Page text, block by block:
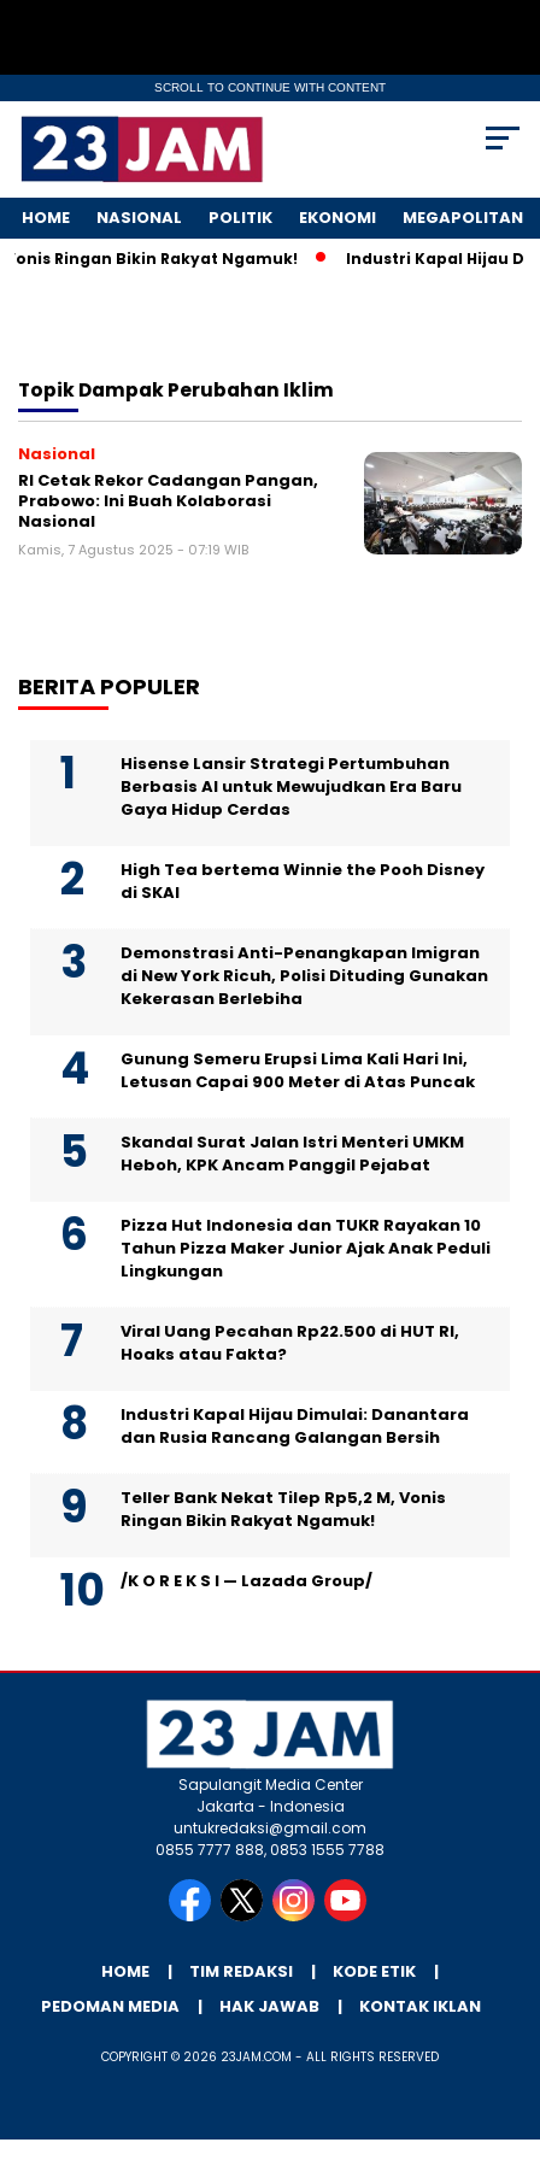
SCROLL TO CONTINUE WITH CONTENT
HOME NASIONAL POLITIK EKONOMI MEGAPOLITAN
Ringan Bikin Rakyat Ngamuk! Industri Kapal Hijau
TopikDampak Perubahan Iklim
Nasional
RI Cetak Rekor Cadangan Pangan,
Prabowo: Ini Buah Kolaborasi
Nasional
Kamis, 7 Agustus 2025 - 07:19 WIB
BERITA POPULER
Hisense Lansir Strategi Pertumbuhan
Berbasis AI untuk Mewujudkan Era Baru
Gaya Hidup Cerdas
High Tea bertema Winnie the Pooh Disney
di SKAI
Demonstrasi Anti-Penangkapan Imigran
di New York Ricuh, Polisi Dituding Gunakan
Kekerasan Berlebiha
Gunung Semeru Erupsi Lima Kali Hari Ini,
Letusan Capai 900 Meter di Atas Puncak
Skandal Surat Jalan Istri Menteri UMKM
Heboh, KPK Ancam Panggil Pejabat
Pizza Hut Indonesia dan TUKR Rayakan 10
Tahun Pizza Maker Junior Ajak Anak Peduli
Lingkungan
Viral Uang Pecahan Rp22.500 di HUT RI,
Hoaks atau Fakta?
Industri Kapal Hijau Dimulai: Danantara
dan Rusia Rancang Galangan Bersih
Teller Bank Nekat Tilep Rp5,2 M, Vonis
Ringan Bikin Rakyat Ngamuk!
/K O R E K S I — Lazada Group/
Sapulangit Media Center
Jakarta - Indonesia
untukredaksi@gmail.com
0855 7777 888, 0853 1555 7788
HOME TIM REDAKSI
KODE ETIK
PEDOMAN MEDIA
HAK JAWAB KONTAK IKLAN
COPYRIGHT © 2026 23JAM.COM - ALL RIGHTS RESERVED